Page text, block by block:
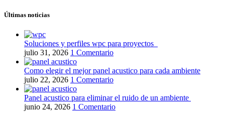
Últimas noticias
Soluciones y perfiles wpc para proyectos
julio 31, 2026 1 Comentario
Como elegir el mejor panel acustico para cada ambiente
julio 22, 2026 1 Comentario
Panel acustico para eliminar el ruido de un ambiente
junio 24, 2026 1 Comentario